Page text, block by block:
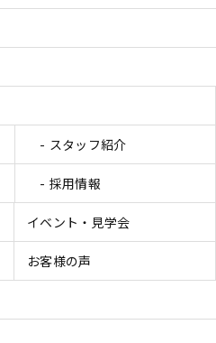
スタッフ紹介
採用情報
イベント・見学会
お客様の声